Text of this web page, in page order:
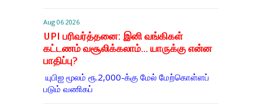
Aug 06 2026
UPI பரிவர்த்தனை: இனி வங்கிகள்
கட்டணம் வசூலிக்கலாம்... யாருக்கு என்ன
பாதிப்பு?
யுபிஐ மூலம் ரூ.2,000-க்கு மேல் மேற்​கொள்​ளப்​
படும் வணி​கப்